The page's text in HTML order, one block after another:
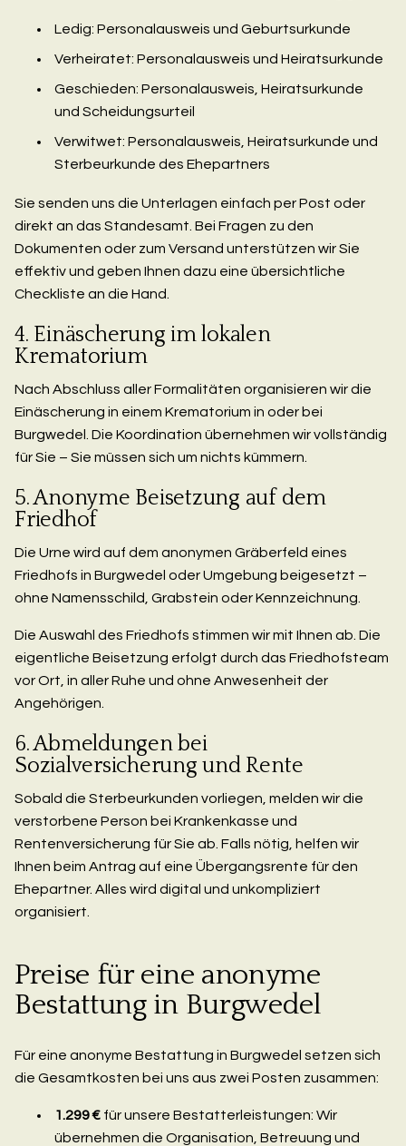
Ledig: Personalausweis und Geburtsurkunde
Verheiratet: Personalausweis und Heiratsurkunde
Geschieden: Personalausweis, Heiratsurkunde
und Scheidungsurteil
Verwitwet: Personalausweis, Heiratsurkunde und
Sterbeurkunde des Ehepartners
Sie senden uns die Unterlagen einfach per Post oder
direkt an das Standesamt. Bei Fragen zu den
Dokumenten oder zum Versand unterstützen wir Sie
effektiv und geben Ihnen dazu eine übersichtliche
Checkliste an die Hand.
4. Einäscherung im lokalen
Krematorium
Nach Abschluss aller Formalitäten organisieren wir die
Einäscherung in einem Krematorium in oder bei
Burgwedel. Die Koordination übernehmen wir vollständig
für Sie – Sie müssen sich um nichts kümmern.
5. Anonyme Beisetzung auf dem
Friedhof
Die Urne wird auf dem anonymen Gräberfeld eines
Friedhofs in Burgwedel oder Umgebung beigesetzt –
ohne Namensschild, Grabstein oder Kennzeichnung.
Die Auswahl des Friedhofs stimmen wir mit Ihnen ab. Die
eigentliche Beisetzung erfolgt durch das Friedhofsteam
vor Ort, in aller Ruhe und ohne Anwesenheit der
Angehörigen.
6. Abmeldungen bei
Sozialversicherung und Rente
Sobald die Sterbeurkunden vorliegen, melden wir die
verstorbene Person bei Krankenkasse und
Rentenversicherung für Sie ab. Falls nötig, helfen wir
Ihnen beim Antrag auf eine Übergangsrente für den
Ehepartner. Alles wird digital und unkompliziert
organisiert.
Preise für eine anonyme
Bestattung in Burgwedel
Für eine anonyme Bestattung in Burgwedel setzen sich
die Gesamtkosten bei uns aus zwei Posten zusammen:
1.299 € für unsere Bestatterleistungen: Wir
übernehmen die Organisation, Betreuung und